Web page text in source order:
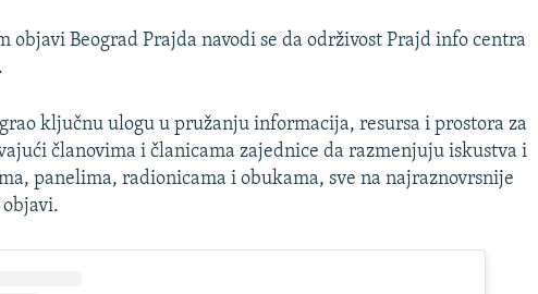
objavi Beograd Prajda navodi se da održivost Prajd info centra
ključnu ulogu u pružanju informacija, resursa i prostora za
članovima i članicama zajednice da razmenjuju iskustva i
panelima, radionicama i obukama, sve na najraznovrsnije
objavi.